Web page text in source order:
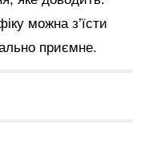
можна з’їсти
приємне.